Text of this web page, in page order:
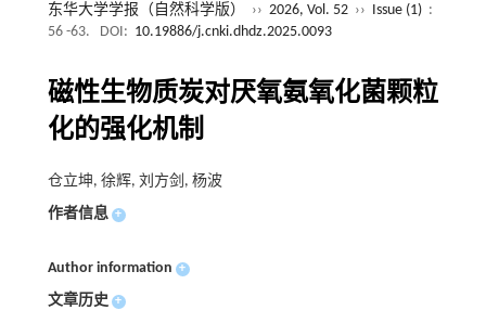
东华大学学报（自然科学版） ›› 2026, Vol. 52 ›› Issue (1) :
56 -63.
DOI: 10.19886/j.cnki.dhdz.2025.0093
磁性生物质炭对厌氧氨氧化菌颗粒
化的强化机制
仓立坤, 徐辉, 刘方剑, 杨波
作者信息 +
Author information +
文章历史 +